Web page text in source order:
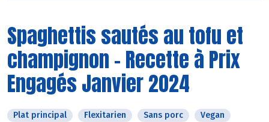
Spaghettis sautés au tofu et
champignon - Recette à Prix
Engagés Janvier 2024
Plat principal Flexitarien Sans porc
Vegan